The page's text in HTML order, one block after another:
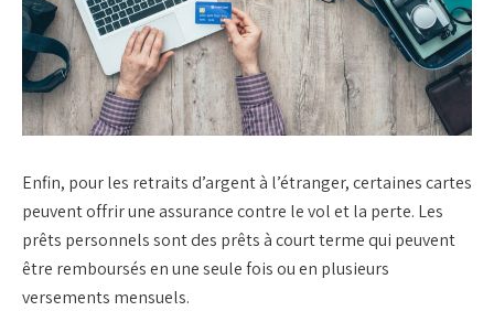
Enfin, pour les retraitsd’argent à l’étranger, certaines cartes
peuvent offrir uneassurancecontre le vol et la perte. Les
prêts personnels sont des prêts à court terme qui peuvent
être remboursés en une seule fois ou en plusieurs
versements mensuels.